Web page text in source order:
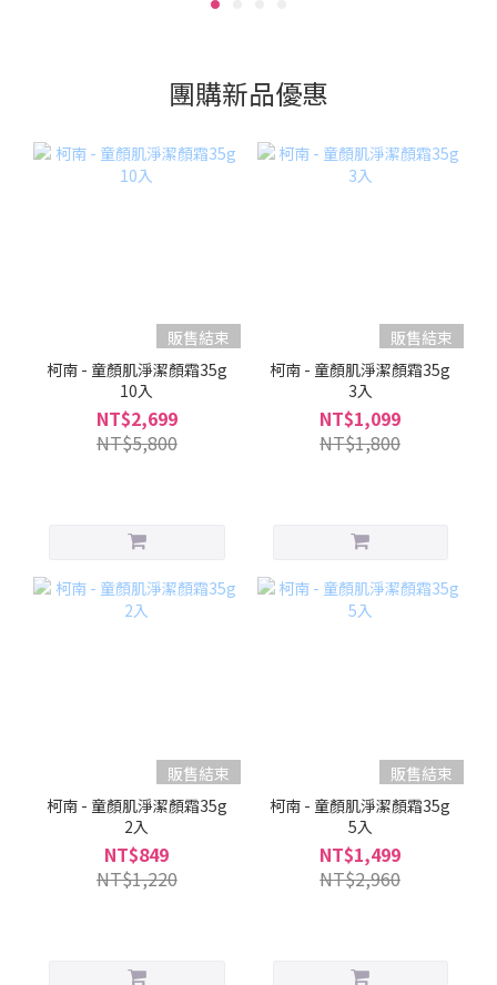
團購新品優惠
販售結束
柯南 - 童顏肌淨潔顏霜35g
10入
NT$2,699
NT$5,800
販售結束
柯南 - 童顏肌淨潔顏霜35g
3入
NT$1,099
NT$1,800
販售結束
柯南 - 童顏肌淨潔顏霜35g
2入
NT$849
NT$1,220
販售結束
柯南 - 童顏肌淨潔顏霜35g
5入
NT$1,499
NT$2,960